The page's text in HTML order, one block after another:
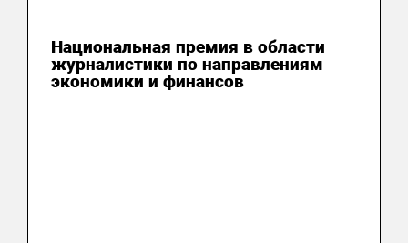
Национальная премия в области
журналистики по направлениям
экономики и финансов